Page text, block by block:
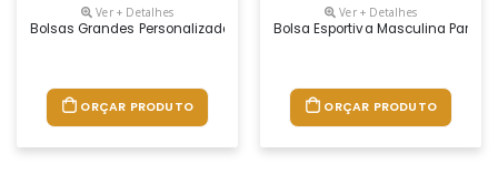
Ver + Detalhes
Bolsas Grandes Personalizadas, Resistentes E Com Boa Área Para
ORÇAR PRODUTO
Ver + Detalhes
Bolsa Esportiva Masculina Para
ORÇAR PRODUTO